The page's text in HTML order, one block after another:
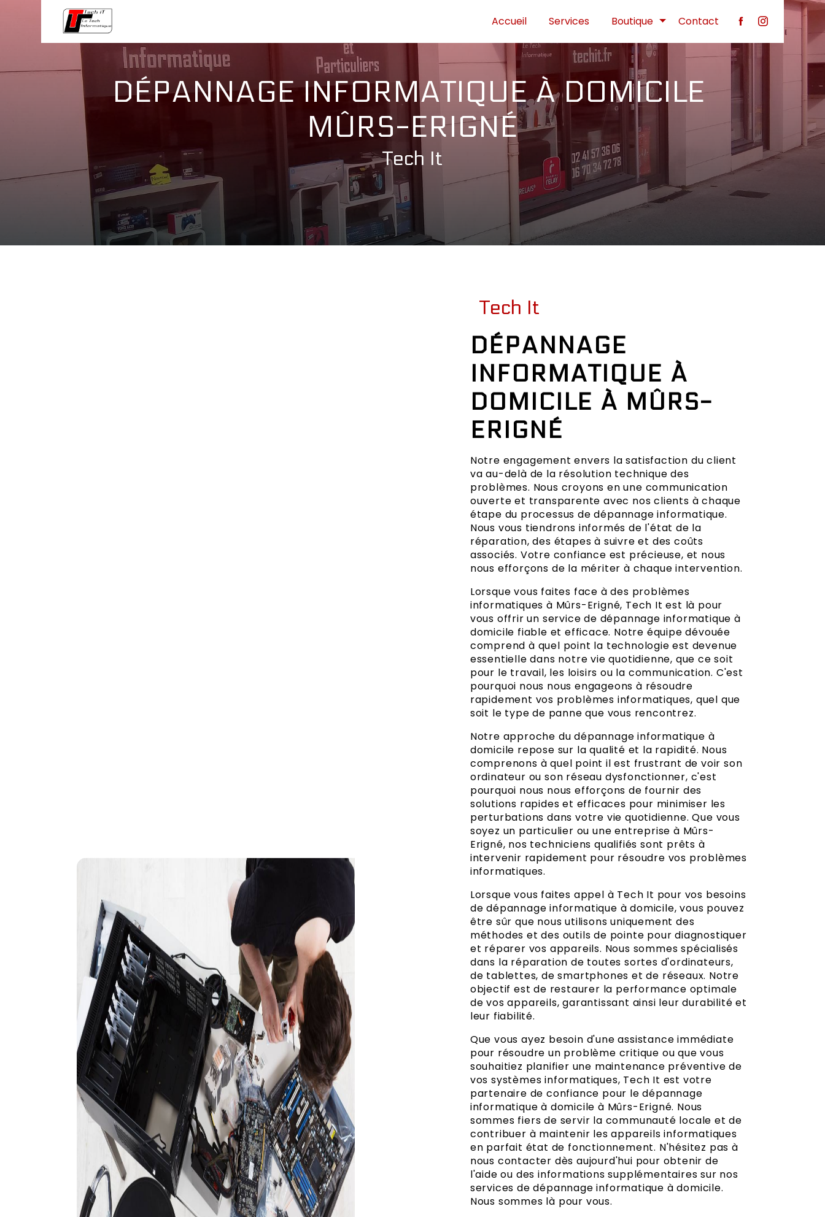
Accueil Services Boutique Contact
DÉPANNAGE INFORMATIQUE À DOMICILE
MÛRS-ERIGNÉ
Tech It
Tech It
DÉPANNAGE
INFORMATIQUE À
DOMICILE À MÛRS-
ERIGNÉ
Notre engagement envers la satisfaction du client
va au-delà de la résolution technique des
problèmes. Nous croyons en une communication
ouverte et transparente avec nos clients à chaque
étape du processus de dépannage informatique.
Nous vous tiendrons informés de l'état de la
réparation, des étapes à suivre et des coûts
associés. Votre confiance est précieuse, et nous
nous efforçons de la mériter à chaque intervention.
Lorsque vous faites face à des problèmes
informatiques à Mûrs-Erigné, Tech It est là pour
vous offrir un service de dépannage informatique à
domicile fiable et efficace. Notre équipe dévouée
comprend à quel point la technologie est devenue
essentielle dans notre vie quotidienne, que ce soit
pour le travail, les loisirs ou la communication. C'est
pourquoi nous nous engageons à résoudre
rapidement vos problèmes informatiques, quel que
soit le type de panne que vous rencontrez.
Notre approche du dépannage informatique à
domicile repose sur la qualité et la rapidité. Nous
comprenons à quel point il est frustrant de voir son
ordinateur ou son réseau dysfonctionner, c'est
pourquoi nous nous efforçons de fournir des
solutions rapides et efficaces pour minimiser les
perturbations dans votre vie quotidienne. Que vous
soyez un particulier ou une entreprise à Mûrs-
Erigné, nos techniciens qualifiés sont prêts à
intervenir rapidement pour résoudre vos problèmes
informatiques.
Lorsque vous faites appel à Tech It pour vos besoins
de dépannage informatique à domicile, vous pouvez
être sûr que nous utilisons uniquement des
méthodes et des outils de pointe pour diagnostiquer
et réparer vos appareils. Nous sommes spécialisés
dans la réparation de toutes sortes d'ordinateurs,
de tablettes, de smartphones et de réseaux. Notre
objectif est de restaurer la performance optimale
de vos appareils, garantissant ainsi leur durabilité et
leur fiabilité.
Que vous ayez besoin d'une assistance immédiate
pour résoudre un problème critique ou que vous
souhaitiez planifier une maintenance préventive de
vos systèmes informatiques, Tech It est votre
partenaire de confiance pour le dépannage
informatique à domicile à Mûrs-Erigné. Nous
sommes fiers de servir la communauté locale et de
contribuer à maintenir les appareils informatiques
en parfait état de fonctionnement. N'hésitez pas à
nous contacter dès aujourd'hui pour obtenir de
l'aide ou des informations supplémentaires sur nos
services de dépannage informatique à domicile.
Nous sommes là pour vous.
Panneau de gestion des cookies